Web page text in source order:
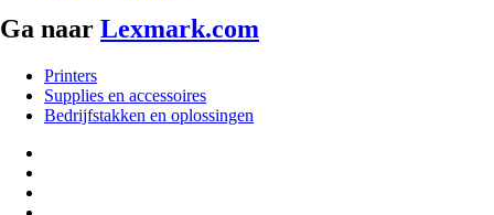
Ga naar Lexmark.com
Printers
Supplies en accessoires
Bedrijfstakken en oplossingen